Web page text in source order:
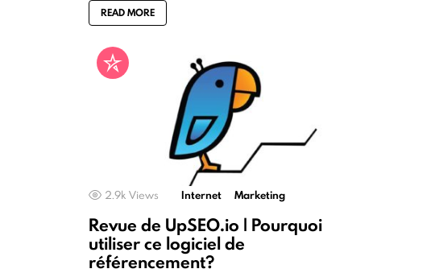
READ MORE
2.9k Views Internet Marketing
Revue de UpSEO.io | Pourquoi
utiliser ce logiciel de
référencement?